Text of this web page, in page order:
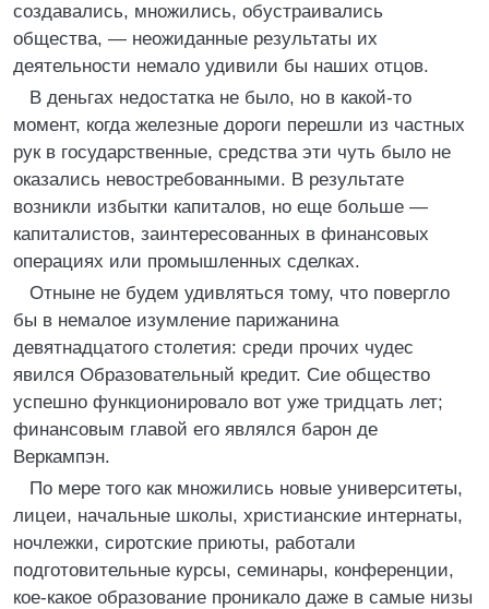
создавались, множились, обустраивались
общества, — неожиданные результаты их
деятельности немало удивили бы наших отцов.
В деньгах недостатка не было, но в какой-то
момент, когда железные дороги перешли из частных
рук в государственные, средства эти чуть было не
оказались невостребованными. В результате
возникли избытки капиталов, но еще больше —
капиталистов, заинтересованных в финансовых
операциях или промышленных сделках.
Отныне не будем удивляться тому, что повергло
бы в немалое изумление парижанина
девятнадцатого столетия: среди прочих чудес
явился Образовательный кредит. Сие общество
успешно функционировало вот уже тридцать лет;
финансовым главой его являлся барон де
Веркампэн.
По мере того как множились новые университеты,
лицеи, начальные школы, христианские интернаты,
ночлежки, сиротские приюты, работали
подготовительные курсы, семинары, конференции,
кое-какое образование проникало даже в самые низы